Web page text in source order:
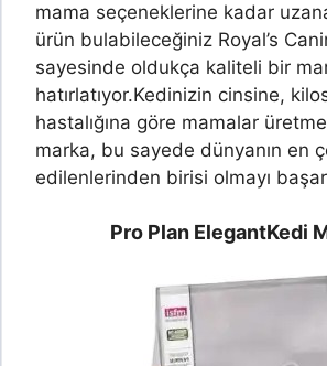
mama seçeneklerine kadar
ürün bulabileceğiniz Royal’s
sayesinde oldukça kaliteli bir
hatırlatıyor.Kedinizin cinsine,
hastalığına göre mamalar
marka, bu sayede dünyanın en
edilenlerinden birisi olmayı
Pro Plan ElegantKedi